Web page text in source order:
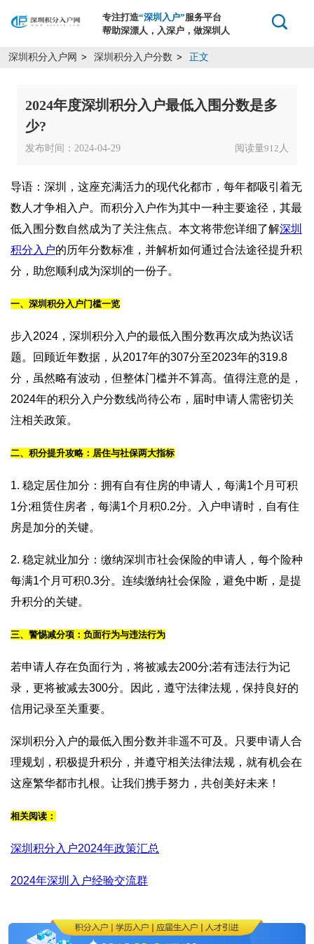
专注打造“深圳入户”服务平台
帮助深漂人，入深户，做深圳人
深圳积分入户网 > 深圳积分入户分数 > 正文
2024年度深圳积分入户最低入围分数是多
少?
发布时间：2024-04-29 阅读量912 人
导语：深圳，这座充满活力的现代化都市，每年都吸引着无
数人才争相入户。而积分入户作为其中一种主要途径，其最
低入围分数自然成为了关注焦点。本文将带您详细了解深圳
积分入户的历年分数标准，并解析如何通过合法途径提升积
分，助您顺利成为深圳的一份子。
一、深圳积分入户门槛一览
步入2024，深圳积分入户的最低入围分数再次成为热议话
题。回顾近年数据，从2017年的307分至2023年的319.8
分，虽然略有波动，但整体门槛并不算高。值得注意的是，
2024年的积分入户分数线尚待公布，届时申请人需密切关
注相关政策。
二、积分提升攻略：居住与社保两大指标
1. 稳定居住加分：拥有自有住房的申请人，每满1个月可积
1分;租赁住房者，每满1个月积0.2分。入户申请时，自有住
房是加分的关键。
2. 稳定就业加分：缴纳深圳市社会保险的申请人，每个险种
每满1个月可积0.3分。连续缴纳社会保险，避免中断，是提
升积分的关键。
三、警惕减分项：负面行为与违法行为
若申请人存在负面行为，将被减去200分;若有违法行为记
录，更将被减去300分。因此，遵守法律法规，保持良好的
信用记录至关重要。
深圳积分入户的最低入围分数并非遥不可及。只要申请人合
理规划，积极提升积分，并遵守相关法律法规，就有机会在
这座繁华都市扎根。让我们携手努力，共创美好未来！
相关阅读：
深圳积分入户2024年政策汇总
2024年深圳入户经验交流群